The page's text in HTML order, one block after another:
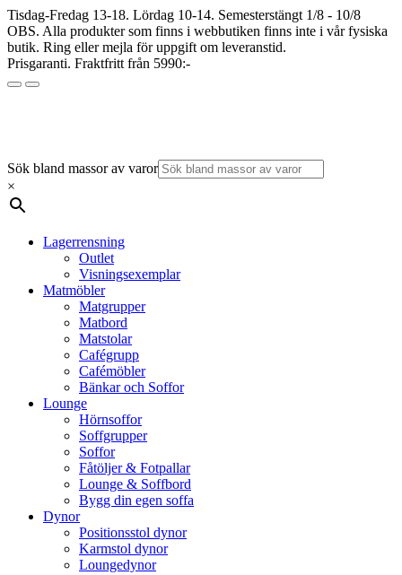
Tisdag-Fredag 13-18. Lördag 10-14. Semesterstängt 1/8 - 10/8
OBS. Alla produkter som finns i webbutiken finns inte i vår fysiska
butik. Ring eller mejla för uppgift om leveranstid.
Prisgaranti. Fraktfritt från 5990:-
Sök bland massor av varor
×
Lagerrensning
Outlet
Visningsexemplar
Matmöbler
Matgrupper
Matbord
Matstolar
Cafégrupp
Cafémöbler
Bänkar och Soffor
Lounge
Hörnsoffor
Soffgrupper
Soffor
Fåtöljer & Fotpallar
Lounge & Soffbord
Bygg din egen soffa
Dynor
Positionsstol dynor
Karmstol dynor
Loungedynor